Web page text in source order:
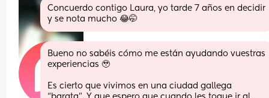
Concuerdo contigo Laura, yo tarde 7 años en decidir
y se nota mucho 😂🤭
Bueno no sabéis cómo me están ayudando vuestras
experiencias 🥹
Es cierto que vivimos en una ciudad gallega